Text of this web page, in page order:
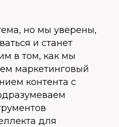
но мы уверены,
и станет
в том, как мы
маркетинговый
контента с
для